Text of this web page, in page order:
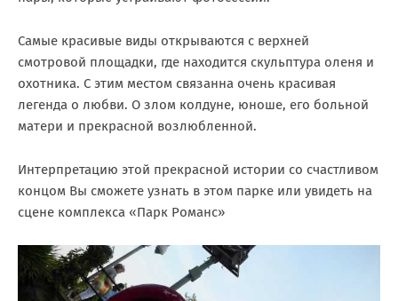
Самые красивые виды открываются с верхней
смотровой площадки, где находится скульптура оленя и
охотника. С этим местом связанна очень красивая
легенда о любви. О злом колдуне, юноше, его больной
матери и прекрасной возлюбленной.
Интерпретацию этой прекрасной истории со счастливом
концом Вы сможете узнать в этом парке или увидеть на
сцене комплекса «Парк Романс»